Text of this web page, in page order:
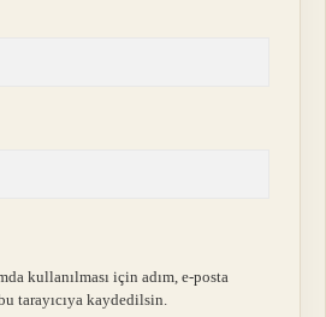
kullanılması için adım, e-posta
tarayıcıya kaydedilsin.